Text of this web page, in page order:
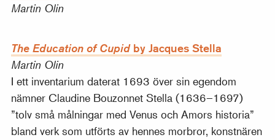
Martin Olin
The Education of Cupid by Jacques Stella
Martin Olin
I ett inventarium daterat 1693 över sin egendom
nämner Claudine Bouzonnet Stella (1636–1697)
”tolv små målningar med Venus och Amors historia”
bland verk som utförts av hennes morbror, konstnären